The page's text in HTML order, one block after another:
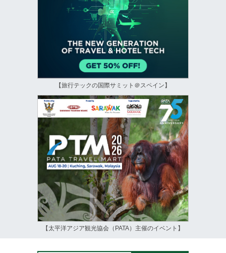
【旅行テックの国際サミット＠スペイン】
【太平洋アジア観光協会（PATA）主催のイベント】